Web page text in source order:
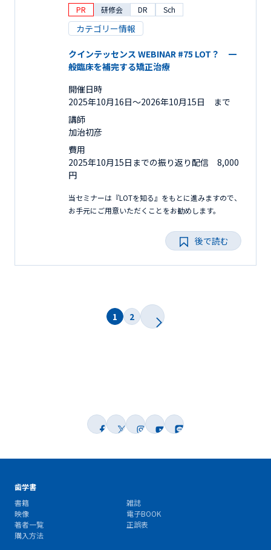
PR 研修会 DR Sch
カテゴリー情報
クインテッセンス WEBINAR #75 LOT？ 一
般臨床を補完する矯正治療
開催日時
2025年10月16日〜2026年10月15日 まで
講師
加治初彦
費用
2025年10月15日までの振り返り配信 8,000
円
当セミナーは『LOTを知る』をもとに進みますので、
お手元にご用意いただくことをお勧めします。
後で読む
1 2
歯学書
書籍
雑誌
映像
電子BOOK
著者一覧
正誤表
購入方法